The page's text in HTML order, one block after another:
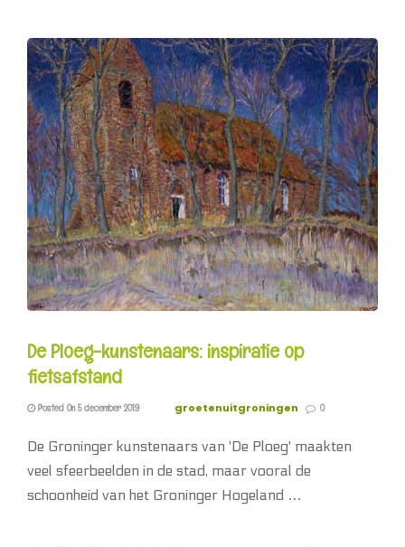
De Ploeg-kunstenaars: inspiratie op
fietsafstand
Posted On 5 december 2019 groetenuitgroningen 0
De Groninger kunstenaars van 'De Ploeg' maakten
veel sfeerbeelden in de stad, maar vooral de
schoonheid van het Groninger Hogeland …